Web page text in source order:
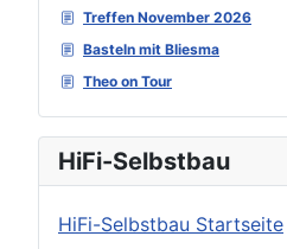
Treffen November 2026
Basteln mit Bliesma
Theo on Tour
HiFi-Selbstbau
HiFi-Selbstbau Startseite